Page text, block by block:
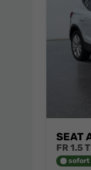
Top-
Preisen
SEAT
sofort